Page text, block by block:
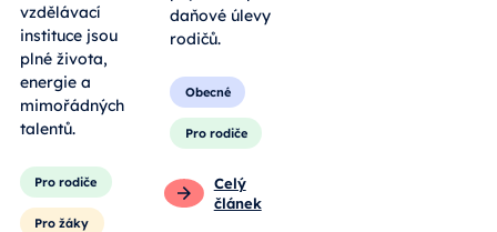
vzdělávací
instituce jsou
plné života,
energie a
mimořádných
talentů.
Pro rodiče
Pro žáky
daňové úlevy
rodičů.
Obecné
Pro rodiče
Celý
článek